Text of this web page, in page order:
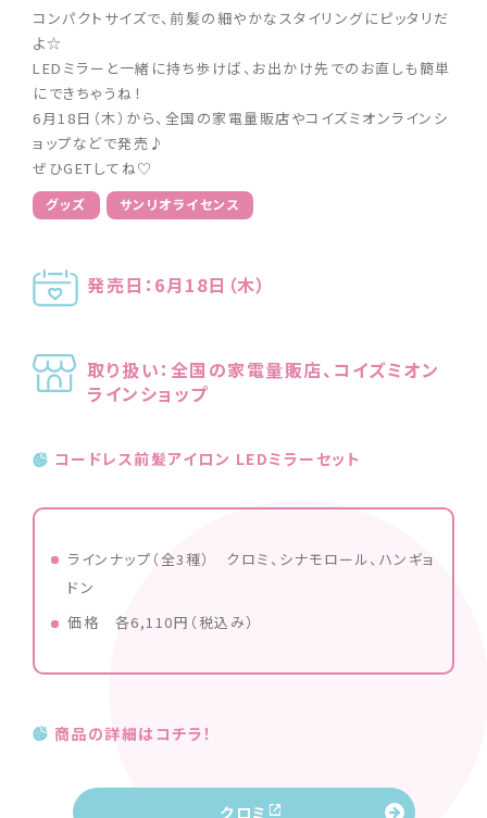
コンパクトサイズで、前髪の細やかなスタイリングにピッタリだ
よ☆
LEDミラーと一緒に持ち歩けば、お出かけ先でのお直しも簡単
にできちゃうね！
6月18日（木）から、全国の家電量販店やコイズミオンラインシ
ョップなどで発売♪
ぜひGETしてね♡
グッズ サンリオライセンス
発売日：6月18日（木）
取り扱い：全国の家電量販店、コイズミオン
ラインショップ
コードレス前髪アイロン LEDミラーセット
ラインナップ（全3種） クロミ、シナモロール、ハンギョ
ドン
価格 各6,110円（税込み）
商品の詳細はコチラ！
クロミ